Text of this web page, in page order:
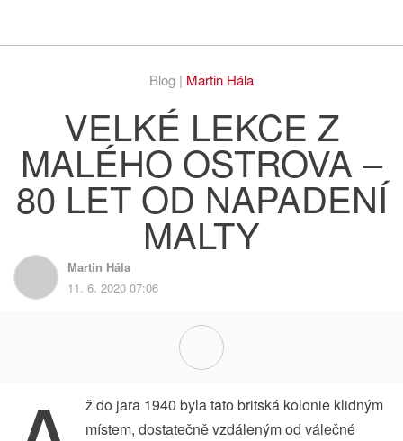
Blog | Martin Hála
VELKÉ LEKCE Z
MALÉHO OSTROVA –
80 LET OD NAPADENÍ
MALTY
Martin Hála
11. 6. 2020 07:06
ž do jara 1940 byla tato britská kolonie klidným
místem, dostatečně vzdáleným od válečné